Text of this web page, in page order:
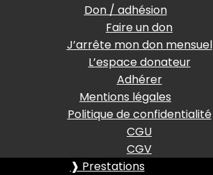
Don / adhésion
Faire un don
J’arrête mon don mensuel
L’espace donateur
Adhérer
Mentions légales
Politique de confidentialité
CGU
CGV
❱ Prestations